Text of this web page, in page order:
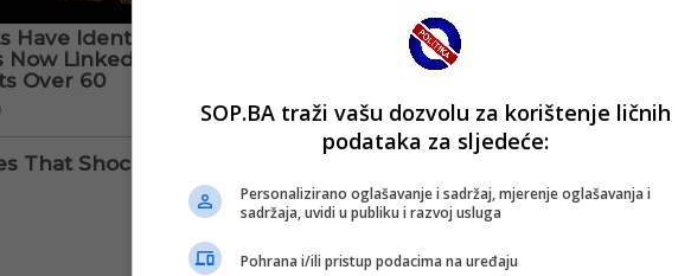
SOP.BA traži vašu dozvolu za korištenje ličnih
podataka za sljedeće:
Personalizirano oglašavanje i sadržaj, mjerenje oglašavanja i
sadržaja, uvidi u publiku i razvoj usluga
Pohrana i/ili pristup podacima na uređaju